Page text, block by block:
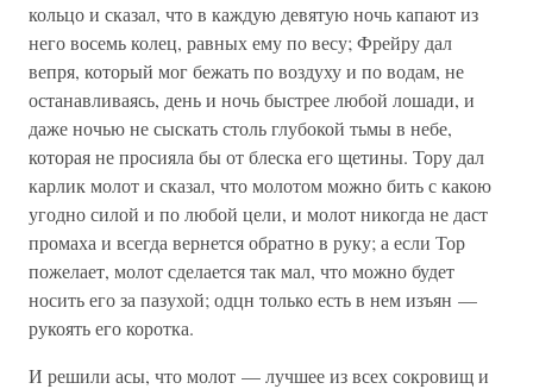
кольцо и сказал, что в каждую девятую ночь капают из
него восемь колец, равных ему по весу; Фрейру дал
вепря, который мог бежать по воздуху и по водам, не
останавливаясь, день и ночь быстрее любой лошади, и
даже ночью не сыскать столь глубокой тьмы в небе,
которая не просияла бы от блеска его щетины. Тору дал
карлик молот и сказал, что молотом можно бить с какою
угодно силой и по любой цели, и молот никогда не даст
промаха и всегда вернется обратно в руку; а если Тор
пожелает, молот сделается так мал, что можно будет
носить его за пазухой; одцн только есть в нем изъян —
рукоять его коротка.
И решили асы, что молот — лучшее из всех сокровищ и